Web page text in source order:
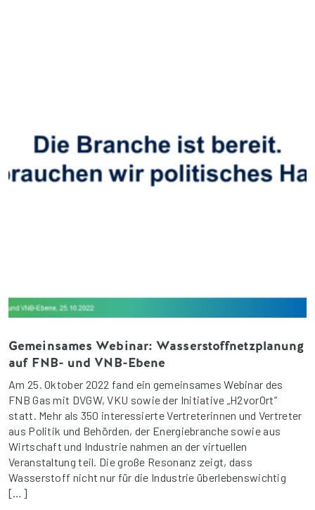
Gemeinsames Webinar: Wasserstoffnetzplanung
auf FNB- und VNB-Ebene
Am 25. Oktober 2022 fand ein gemeinsames Webinar des
FNB Gas mit DVGW, VKU sowie der Initiative „H2vorOrt“
statt. Mehr als 350 interessierte Vertreterinnen und Vertreter
aus Politik und Behörden, der Energiebranche sowie aus
Wirtschaft und Industrie nahmen an der virtuellen
Veranstaltung teil. Die große Resonanz zeigt, dass
Wasserstoff nicht nur für die Industrie überlebenswichtig
[…]